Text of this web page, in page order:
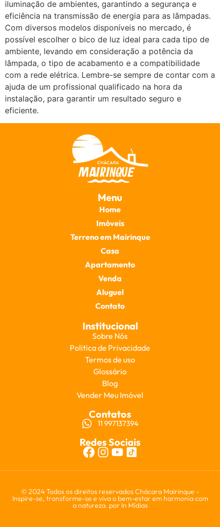
iluminação de ambientes, garantindo a segurança e
eficiência na transmissão de energia para as lâmpadas.
Com diversos modelos disponíveis no mercado, é
possível escolher o bico de luz ideal para cada tipo de
ambiente, levando em consideração a potência da
lâmpada, o tipo de acabamento e a compatibilidade
com a rede elétrica. Lembre-se sempre de contar com a
ajuda de um profissional qualificado na hora da
instalação, para garantir um resultado seguro e
eficiente.
Menu
Home
Imóveis
Terreno em Mairinque
Casa
Apartamento
Venda
Aluguel
Contato
Institucional
Sobre Nós
Politica de Privacidade
Termos de uso
Glossário
Blog
Vender Meu Imóvel
Contatos
11 997137394
Redes Sociais
© 2024 Todos os direitos reservados Chácara Mairinque -
Inspire-se, transforme-se e viva o bem-estar em harmonia com
a natureza. por In Mídias